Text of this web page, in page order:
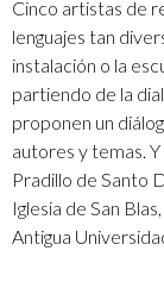
Cinco artistas de
lenguajes tan
instalación o la
partiendo de la
proponen un
autores y temas.
Pradillo de Santo
Iglesia de San
Antigua